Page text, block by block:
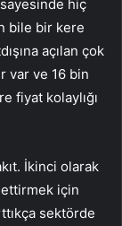
hiç
bile bir kere
açılan çok
var ve 16 bin
fiyat kolaylığı
İkinci olarak
ettirmek için
sektörde